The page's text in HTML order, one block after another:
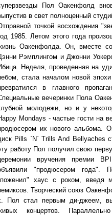
Пол Оакенфолд
в свет полноценный
точкой восхождения
1985. Летом этого года
Оакенфолда. Он, вместе
Рэмплингом и Джонни
Неделя, проведенная на
стала началом новой
в главного
вечеринки Пола
молодежи, но и у
Mondays - частые гости на
их нового альбома.
Pills `N` Trills And Bellyaches
работу Пол получил свою
вручения премии
"продюсером года".
хаус с роком, введя
Творческий союз
Пол стал первым ди-джеем,
концертов.